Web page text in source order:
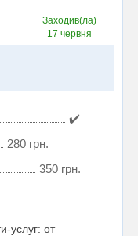
Заходив(ла)
17 червня
✔️
280 грн.
350 грн.
услуг: от